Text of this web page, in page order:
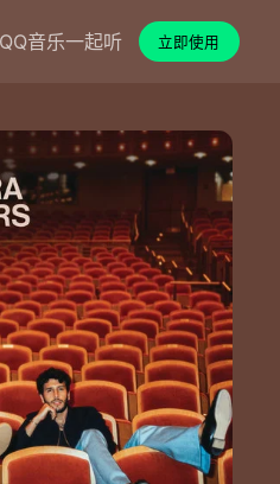
音乐一起听 立即使用